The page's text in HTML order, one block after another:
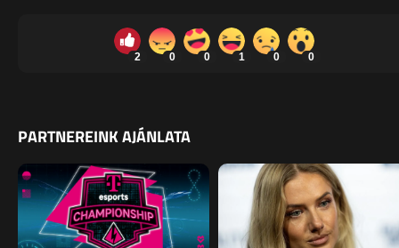
2 0 0 1 0 0
PARTNEREINK AJÁNLATA